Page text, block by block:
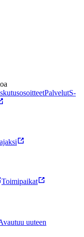
PalvelutS-
Toimipaikat
uuteen